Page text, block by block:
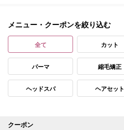
メニュー・クーポンを絞り込む
全て カット
パーマ 縮毛矯正
ヘッドスパ ヘアセット
クーポン